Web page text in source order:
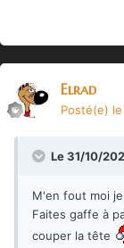
Elrad
Posté(e)
Le 31/10/
M'en fout moi
Faites gaffe à
couper la tête